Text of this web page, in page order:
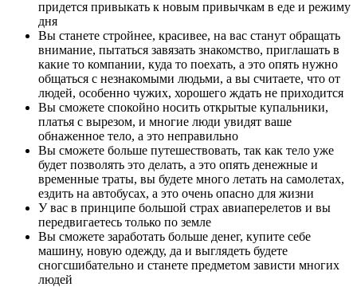
придется привыкать к новым привычкам в еде и режиму
дня
Вы станете стройнее, красивее, на вас станут обращать
внимание, пытаться завязать знакомство, приглашать в
какие то компании, куда то поехать, а это опять нужно
общаться с незнакомыми людьми, а вы считаете, что от
людей, особенно чужих, хорошего ждать не приходится
Вы сможете спокойно носить открытые купальники,
платья с вырезом, и многие люди увидят ваше
обнаженное тело, а это неправильно
Вы сможете больше путешествовать, так как тело уже
будет позволять это делать, а это опять денежные и
временные траты, вы будете много летать на самолетах,
ездить на автобусах, а это очень опасно для жизни
У вас в принципе большой страх авиаперелетов и вы
передвигаетесь только по земле
Вы сможете заработать больше денег, купите себе
машину, новую одежду, да и выглядеть будете
сногсшибательно и станете предметом зависти многих
людей